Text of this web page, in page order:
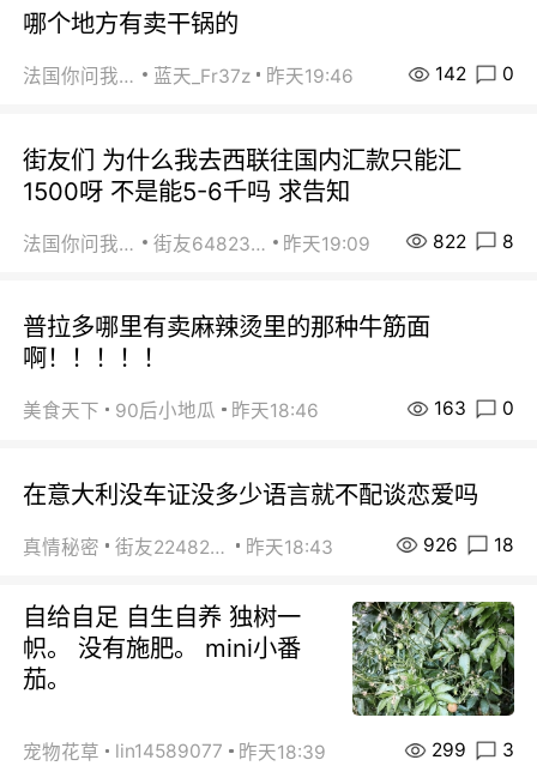
哪个地方有卖干锅的
法国你问我答 蓝天_Fr37z 昨天19:46 142 0
街友们 为什么我去西联往国内汇款只能汇
1500呀 不是能5-6千吗 求告知
法国你问我答 街友64823891 昨天19:09 822 8
普拉多哪里有卖麻辣烫里的那种牛筋面
啊！！！！！
美食天下 90后小地瓜 昨天18:46 163 0
在意大利没车证没多少语言就不配谈恋爱吗
真情秘密 街友22482465 昨天18:43 926 18
自给自足 自生自养 独树一
帜。 没有施肥。 mini小番
茄。
宠物花草 lin14589077 昨天18:39 299 3